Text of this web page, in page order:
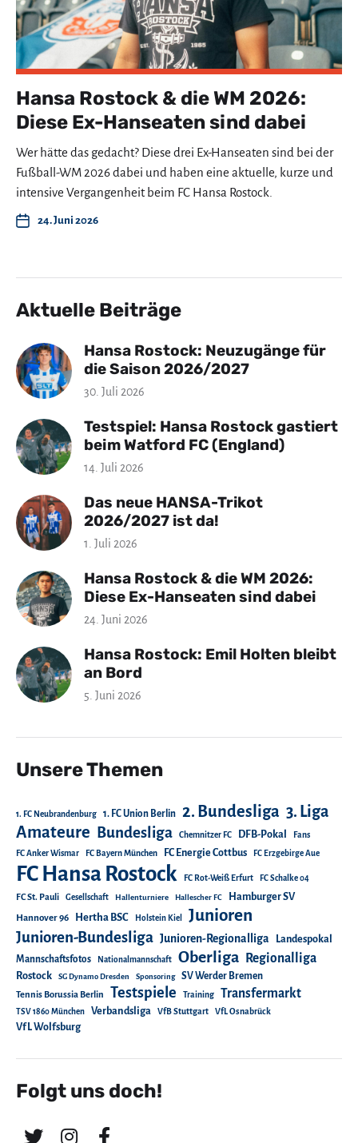
Hansa Rostock & die WM 2026:
Diese Ex-Hanseaten sind dabei
Wer hätte das gedacht? Diese drei Ex-Hanseaten sind bei der
Fußball-WM 2026 dabei und haben eine aktuelle, kurze und
intensive Vergangenheit beim FC Hansa Rostock.
24. Juni 2026
Aktuelle Beiträge
Hansa Rostock: Neuzugänge für
die Saison 2026/2027
30. Juli 2026
Testspiel: Hansa Rostock gastiert
beim Watford FC (England)
14. Juli 2026
Das neue HANSA-Trikot
2026/2027 ist da!
1. Juli 2026
Hansa Rostock & die WM 2026:
Diese Ex-Hanseaten sind dabei
24. Juni 2026
Hansa Rostock: Emil Holten bleibt
an Bord
5. Juni 2026
Unsere Themen
1. FC Neubrandenburg 1. FC Union Berlin 2. Bundesliga 3. Liga
Amateure Bundesliga Chemnitzer FC DFB-Pokal Fans
FC Anker Wismar FC Bayern München FC Energie Cottbus FC Erzgebirge Aue
FC Hansa Rostock FC Rot-Weiß Erfurt FC Schalke 04
FC St. Pauli Gesellschaft Hallenturniere Hallescher FC Hamburger SV
Hannover 96 Hertha BSC Holstein Kiel Junioren
Junioren-Bundesliga Junioren-Regionalliga
Landespokal
Mannschaftsfotos
Nationalmannschaft Oberliga Regionalliga
Rostock SG Dynamo Dresden Sponsoring SV Werder Bremen
Tennis Borussia Berlin Testspiele Training Transfermarkt
TSV 1860 München Verbandsliga VfB Stuttgart VfL Osnabrück
VfL Wolfsburg
Folgt uns doch!